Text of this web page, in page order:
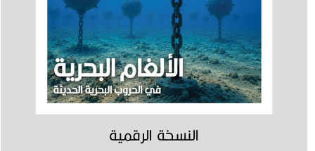
النسخة الرقمية